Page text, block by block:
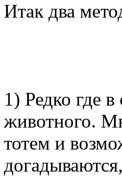
Итак два
1) Редко где
животного.
тотем и